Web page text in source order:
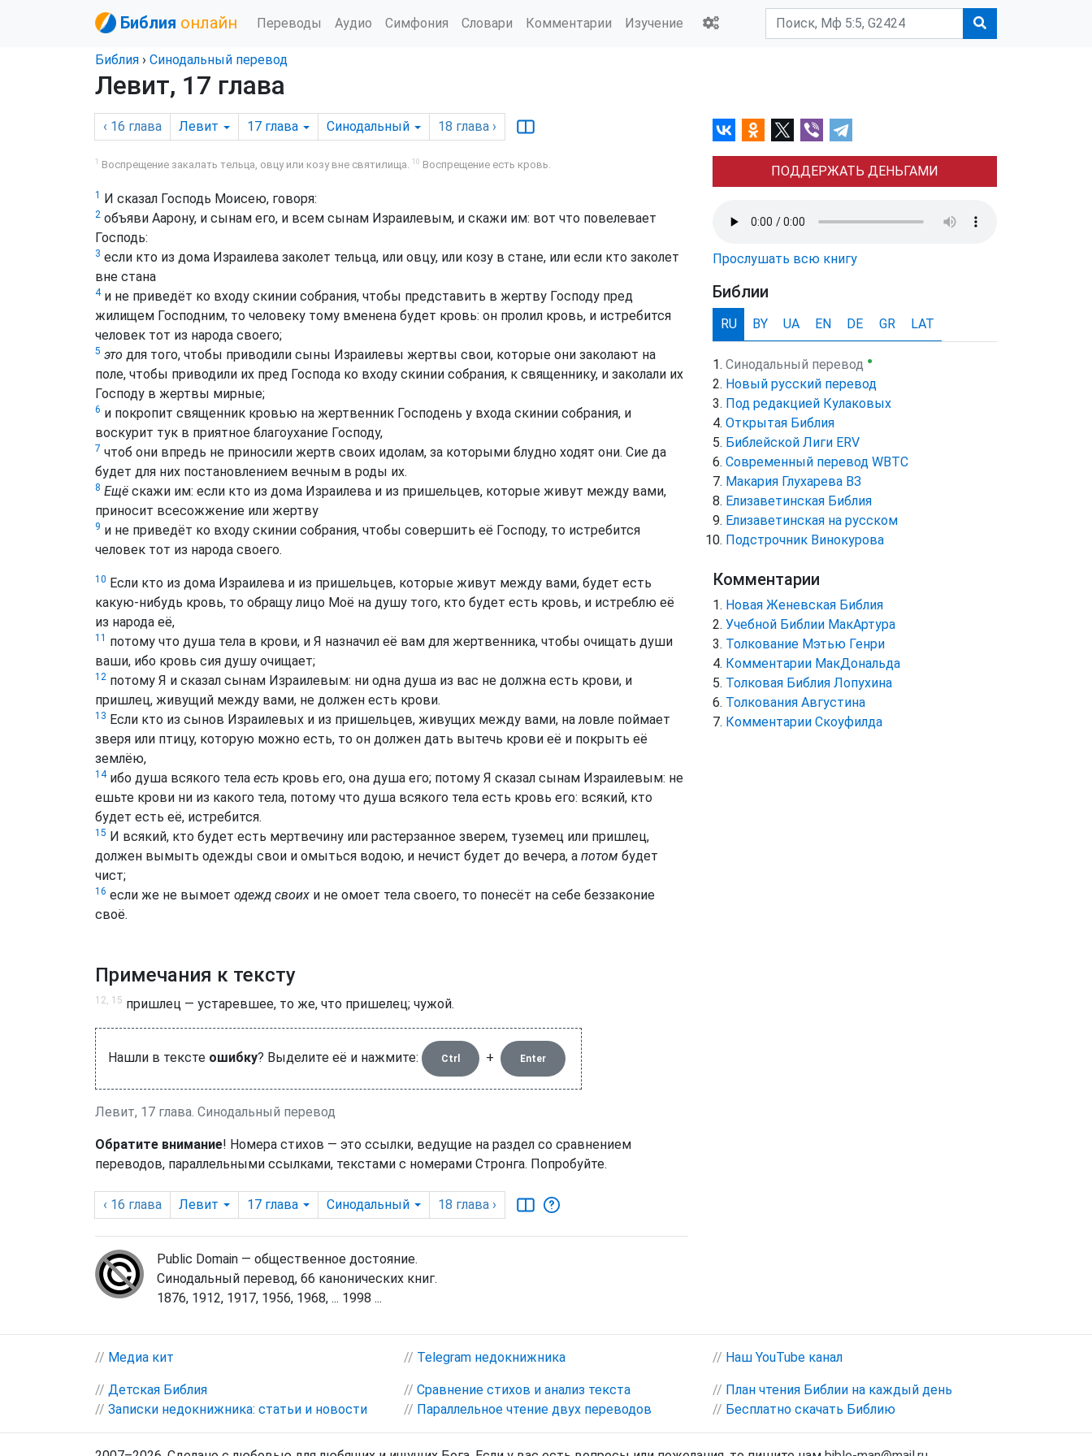
Библия онлайн Переводы Аудио Симфония Словари Комментарии Изучение
Библия › Синодальный перевод
Левит, 17 глава
‹ 16 глава Левит 17 глава Синодальный 18 глава ›
1 Воспрещение закалать тельца, овцу или козу вне святилища. 10 Воспрещение есть кровь.
1 И сказал Господь Моисею, говоря:
2 объяви Аарону, и сынам его, и всем сынам Израилевым, и скажи им: вот что повелевает
Господь:
3 если кто из дома Израилева заколет тельца, или овцу, или козу в стане, или если кто заколет
вне стана
4и не приведёт ко входу скинии собрания, чтобы представить в жертву Господу пред
жилищем Господним, то человеку тому вменена будет кровь: он пролил кровь, и истребится
человек тот из народа своего;
5 это для того, чтобы приводили сыны Израилевы жертвы свои, которые они заколают на
поле, чтобы приводили их пред Господа ко входу скинии собрания, к священнику, и заколали их
Господу в жертвы мирные;
6 и покропит священник кровью на жертвенник Господень у входа скинии собрания, и
воскурит тук в приятное благоухание Господу,
7 чтоб они впредь не приносили жертв своих идолам, за которыми блудно ходят они. Сие да
будет для них постановлением вечным в роды их.
8 Ещё скажи им: если кто из дома Израилева и из пришельцев, которые живут между вами,
приносит всесожжение или жертву
9 и не приведёт ко входу скинии собрания, чтобы совершить её Господу, то истребится
человек тот из народа своего.
10 Если кто из дома Израилева и из пришельцев, которые живут между вами, будет есть
какую-нибудь кровь, то обращу лицо Моё на душу того, кто будет есть кровь, и истреблю её
из народа её,
11 потому что душа тела в крови, и Я назначил её вам для жертвенника, чтобы очищать души
ваши, ибо кровь сия душу очищает;
12 потому Я и сказал сынам Израилевым: ни одна душа из вас не должна есть крови, и
пришлец, живущий между вами, не должен есть крови.
13 Если кто из сынов Израилевых и из пришельцев, живущих между вами, на ловле поймает
зверя или птицу, которую можно есть, то он должен дать вытечь крови её и покрыть её
землёю,
14ибо душа всякого тела есть кровь его, она душа его; потому Я сказал сынам Израилевым: не
ешьте крови ни из какого тела, потому что душа всякого тела есть кровь его: всякий, кто
будет есть её, истребится.
15 И всякий, кто будет есть мертвечину или растерзанное зверем, туземец или пришлец,
должен вымыть одежды свои и омыться водою, и нечист будет до вечера, а потом будет
чист;
16 если же не вымоет одежд своих и не омоет тела своего, то понесёт на себе беззаконие
своё.
Примечания к тексту
12, 15 пришлец — устаревшее, то же, что пришелец; чужой.
Нашли в тексте ошибку? Выделите её и нажмите: Ctrl + Enter
Левит, 17 глава. Синодальный перевод
Обратите внимание! Номера стихов — это ссылки, ведущие на раздел со сравнением
переводов, параллельными ссылками, текстами с номерами Стронга. Попробуйте.
‹ 16 глава Левит 17 глава Синодальный 18 глава ›
Public Domain — общественное достояние.
Синодальный перевод, 66 канонических книг.
1876, 1912, 1917, 1956, 1968, ... 1998 ...
ПОДДЕРЖАТЬ ДЕНЬГАМИ
Прослушать всю книгу
Библии
RU BY UA EN DE GR LAT
Синодальный перевод ●
Новый русский перевод
Под редакцией Кулаковых
Открытая Библия
Библейской Лиги ERV
Cовременный перевод WBTC
Макария Глухарева ВЗ
Елизаветинская Библия
Елизаветинская на русском
Подстрочник Винокурова
Комментарии
Новая Женевская Библия
Учебной Библии МакАртура
Толкование Мэтью Генри
Комментарии МакДональда
Толковая Библия Лопухина
Толкования Августина
Комментарии Скоуфилда
// Медиа кит // Telegram недокнижника // Наш YouTube канал
// Детская Библия
// Записки недокнижника: статьи и новости
// Сравнение стихов и анализ текста
// Параллельное чтение двух переводов
// План чтения Библии на каждый день
// Бесплатно скачать Библию